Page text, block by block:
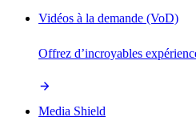
Vidéos à la demande (VoD)
Offrez d’incroyables
Media Shield